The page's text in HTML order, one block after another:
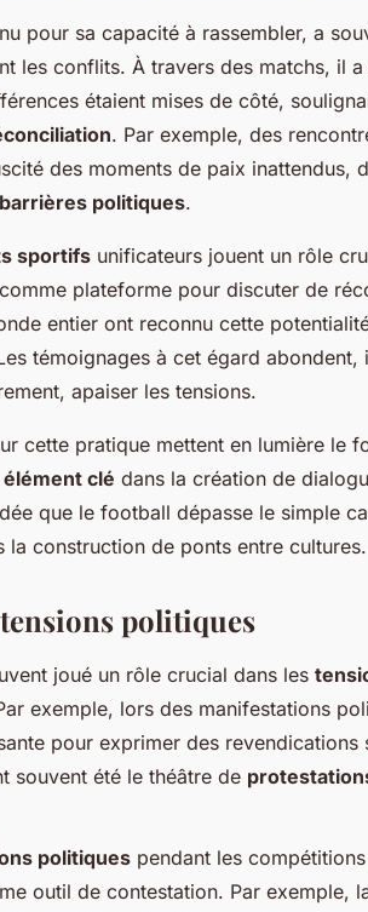
pour sa capacité à rassembler, a
les conflits. À travers des matchs, il
étaient mises de côté,
. Par exemple, des
des moments de paix inattendus,
barrières politiques.
sportifs unificateurs jouent un rôle
plateforme pour discuter de
entier ont reconnu cette
témoignages à cet égard
apaiser les tensions.
cette pratique mettent en lumière le
élément clé dans la création de
que le football dépasse le simple
la construction de ponts entre cultures.
politiques
joué un rôle crucial dans les
exemple, lors des manifestations
pour exprimer des
souvent été le théâtre de
politiques pendant les
outil de contestation. Par exemple,